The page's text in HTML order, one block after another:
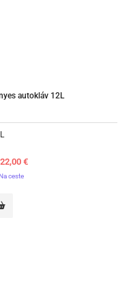
autokláv 12L
€
ceste